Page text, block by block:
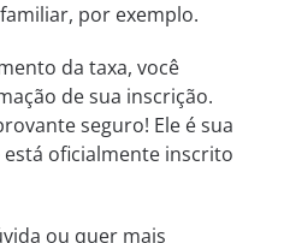
por exemplo.
da taxa, você
de sua inscrição.
seguro! Ele é sua
oficialmente inscrito
ou quer mais